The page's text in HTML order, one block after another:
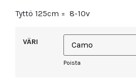
Tyttö 125cm = 8-10v
VÄRI
Poista